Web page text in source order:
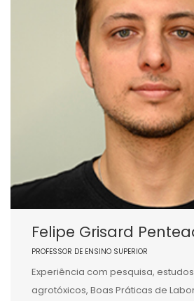
Felipe Grisard
PROFESSOR DE ENSINO SUPERIOR
Experiência com pesquisa,
agrotóxicos, Boas Práticas de